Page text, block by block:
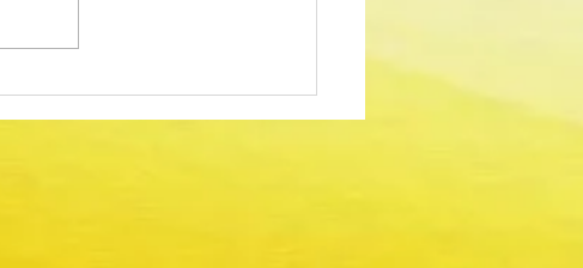
Procedimento Concursal
Comum para Técnico Superior -